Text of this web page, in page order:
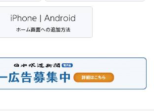
ホーム画面への追加方法